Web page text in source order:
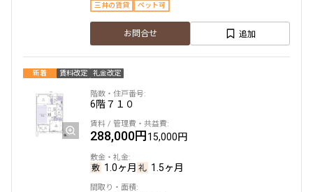
三井の賃貸 ペット可
お問合せ 追加
新着 賃料改定 礼金改定
6階７１０
288,000円15,000円
1.0ヶ月 1.5ヶ月